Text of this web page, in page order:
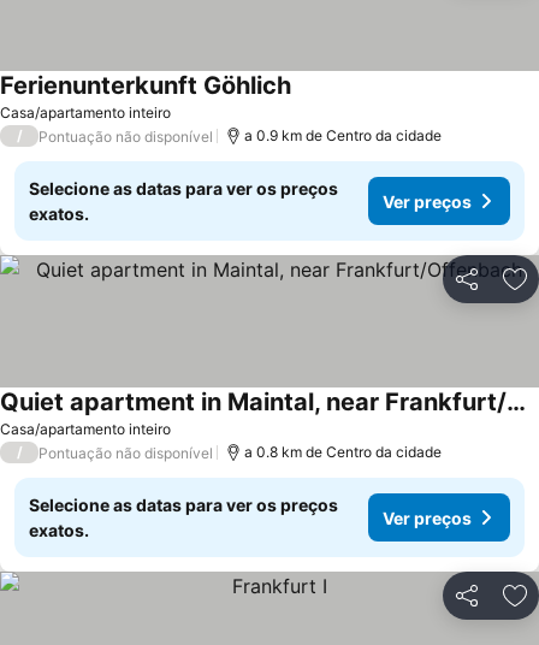
Casa/apartamento inteiro
Ferienunterkunft Göhlich
/ Pontuação não disponível a 0.9 km de Centro da cidade
Selecione as datas para ver os preços
exatos.
Ver preços
Partilhar
Casa/apartamento inteiro
Quiet apartment in Maintal, near Frankfurt/Offenbach
/ Pontuação não disponível a 0.8 km de Centro da cidade
Selecione as datas para ver os preços
exatos.
Ver preços
Partilhar